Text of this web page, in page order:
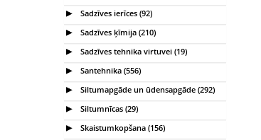
Sadzīves ierīces (92)
Sadzīves ķīmija (210)
Sadzīves tehnika virtuvei (19)
Santehnika (556)
Siltumapgāde un ūdensapgāde (292)
Siltumnīcas (29)
Skaistumkopšana (156)